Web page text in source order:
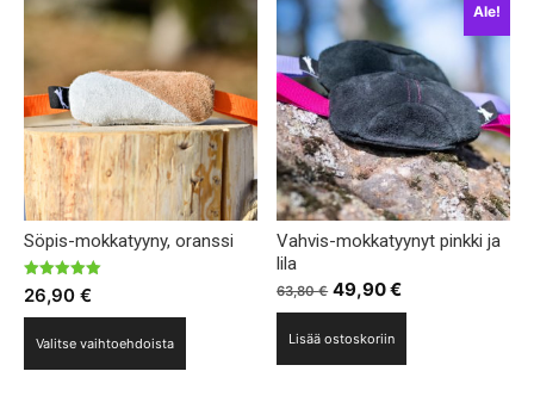
Söpis-mokkatyyny, oranssi
Arvostelu
tuotteesta:
5.00
26,90 €
Valitse vaihtoehdoista
Ale!
Vahvis-mokkatyynyt pinkki ja
lila
63,80€ Alkuperäinen
hinta
oli:
49,90€Nykyinen
hinta
Lisää ostoskoriin